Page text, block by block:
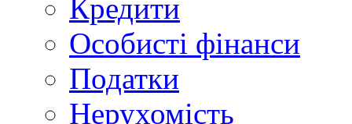
Кредити
Особисті фінанси
Податки
Нерухомість